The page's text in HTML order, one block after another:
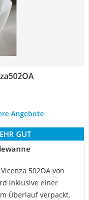
Angebote
GUT
502OA von
inklusive einer
Überlauf verpackt.